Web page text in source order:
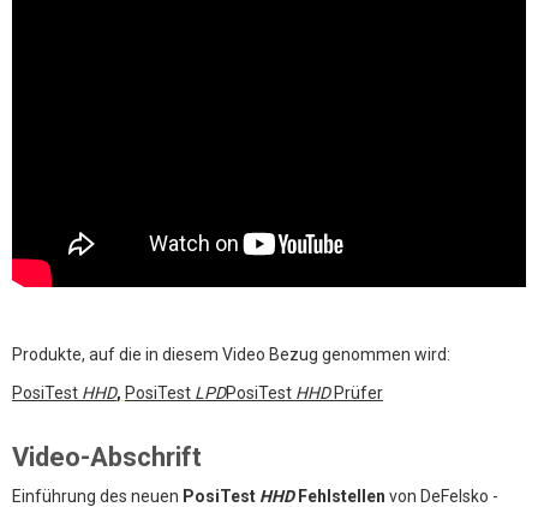
Produkte, auf die in diesem Video Bezug genommen wird:
PosiTest HHD, PosiTest LPDPosiTest HHDPrüfer
Video-Abschrift
Einführung des neuen PosiTest HHDFehlstellen von DeFelsko -